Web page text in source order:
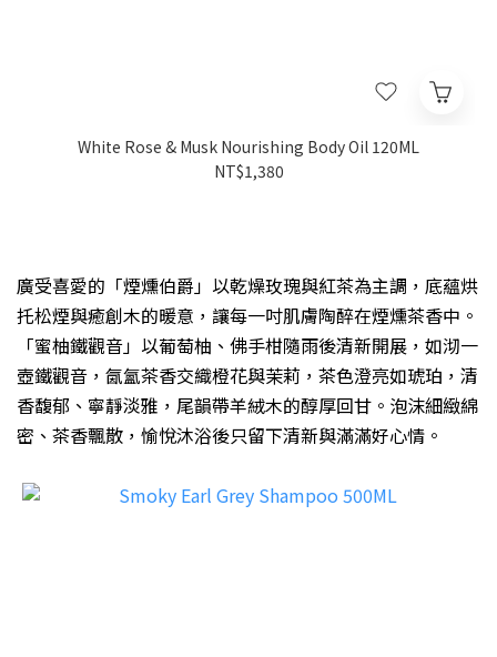
White Rose & Musk Nourishing Body Oil 120ML
NT$1,380
廣受喜愛的「煙燻伯爵」以乾燥玫瑰與紅茶為主調，底蘊烘
托松煙與癒創木的暖意，讓每一吋肌膚陶醉在煙燻茶香中。
「蜜柚鐵觀音」以葡萄柚、佛手柑隨雨後清新開展，如沏一
壺鐵觀音，氤氳茶香交織橙花與茉莉，茶色澄亮如琥珀，清
香馥郁、寧靜淡雅，尾韻帶羊絨木的醇厚回甘。泡沫細緻綿
密、茶香飄散，愉悅沐浴後只留下清新與滿滿好心情。